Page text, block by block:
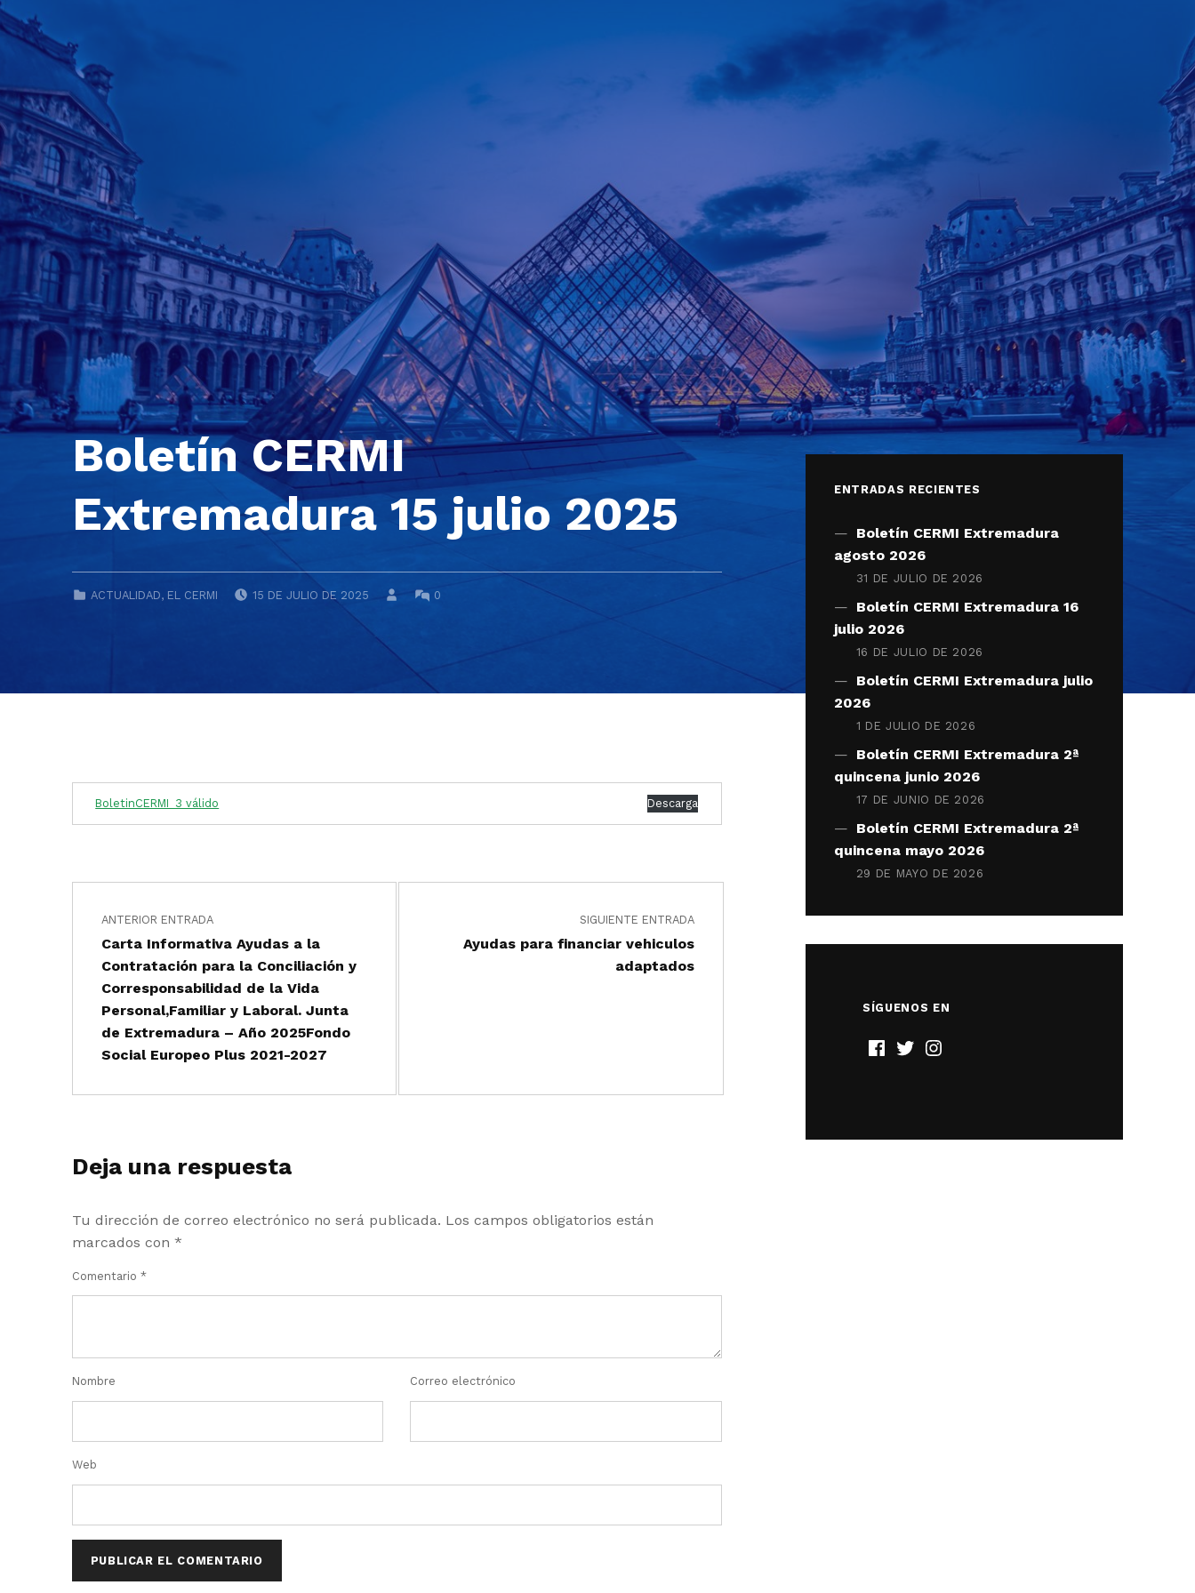
Boletín CERMI
Extremadura 15 julio 2025
CATEGORIZED IN:
ACTUALIDAD, EL CERMI
POSTED ON:
15 DE JULIO DE 2025
WRITTEN BY:
0
BoletinCERMI_3 válido Descarga
Saltar a la navegación principal
Navegación de entradas
ANTERIOR ENTRADA
Carta Informativa Ayudas a la
Contratación para la Conciliación y
Corresponsabilidad de la Vida
Personal,Familiar y Laboral. Junta
de Extremadura – Año 2025Fondo
Social Europeo Plus 2021-2027
SIGUIENTE ENTRADA
Ayudas para financiar vehiculos
adaptados
Deja una respuesta
Tu dirección de correo electrónico no será publicada. Los campos obligatorios están
marcados con *
Comentario *
Nombre Correo electrónico
Web
ENTRADAS RECIENTES
Boletín CERMI Extremadura
agosto 2026
31 DE JULIO DE 2026
Boletín CERMI Extremadura 16
julio 2026
16 DE JULIO DE 2026
Boletín CERMI Extremadura julio
2026
1 DE JULIO DE 2026
Boletín CERMI Extremadura 2ª
quincena junio 2026
17 DE JUNIO DE 2026
Boletín CERMI Extremadura 2ª
quincena mayo 2026
29 DE MAYO DE 2026
SÍGUENOS EN
Facebook Twitter Instagram